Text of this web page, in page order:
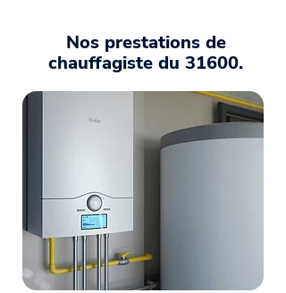
Nos prestations de
chauffagiste du 31600.